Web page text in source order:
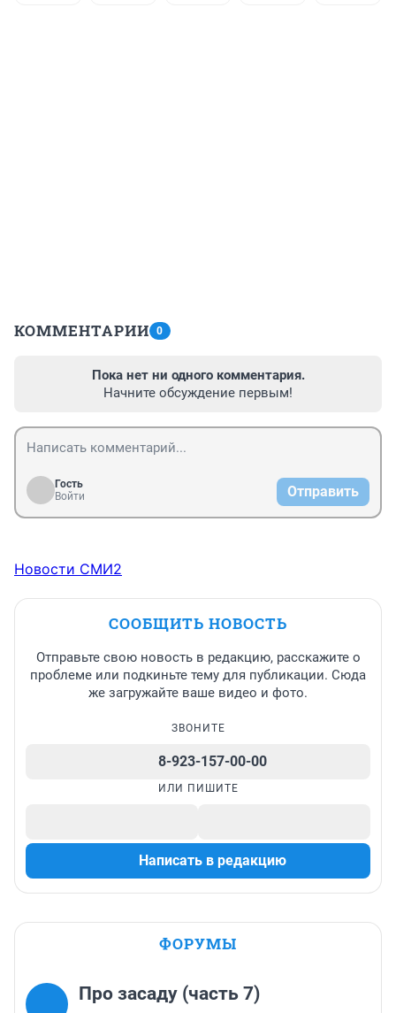
КОММЕНТАРИИ 0
Пока нет ни одного комментария.
Начните обсуждение первым!
Гость
Войти
Отправить
Новости СМИ2
СООБЩИТЬ НОВОСТЬ
Отправьте свою новость в редакцию, расскажите о
проблеме или подкиньте тему для публикации. Сюда
же загружайте ваше видео и фото.
ЗВОНИТЕ
8-923-157-00-00
ИЛИ ПИШИТЕ
Написать в редакцию
ФОРУМЫ
Про засаду (часть 7)